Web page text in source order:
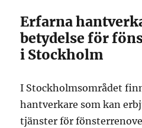
Erfarna
betydelse för
i Stockholm
I Stockholmsområdet
hantverkare som kan
tjänster för